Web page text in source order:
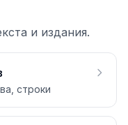
и издания.
строки